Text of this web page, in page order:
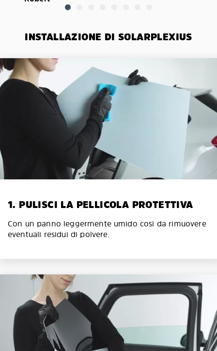
INSTALLAZIONE DI SOLARPLEXIUS
1. PULISCI LA PELLICOLA PROTETTIVA
Con un panno leggermente umido così da rimuovere
eventuali residui di polvere.